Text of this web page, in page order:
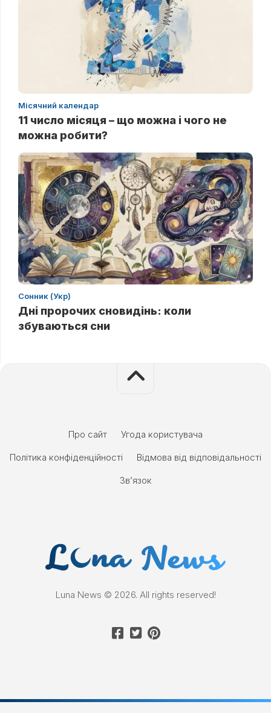
Місячний календар
11 число місяця – що можна і чого не
можна робити?
Сонник (Укр)
Дні пророчих сновидінь: коли
збуваються сни
Про сайт
Угода користувача
Політика конфіденційності
Відмова від відповідальності
Зв’язок
Luna News © 2026. All rights reserved!